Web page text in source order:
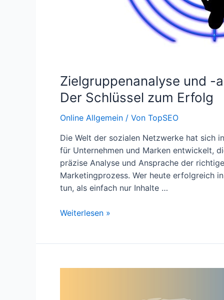
Zielgruppenanalyse und -
Der Schlüssel zum Erfolg
Online Allgemein / Von TopSEO
Die Welt der sozialen Netzwerke hat sich
für Unternehmen und Marken entwickelt,
präzise Analyse und Ansprache der
Marketingprozess. Wer heute erfolgreich
tun, als einfach nur Inhalte …
Zielgruppenanalyse
Weiterlesen »